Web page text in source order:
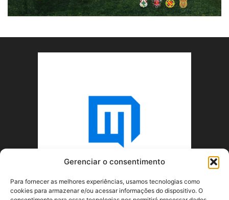
Gerenciar o consentimento
Para fornecer as melhores experiências, usamos tecnologias como
cookies para armazenar e/ou acessar informações do dispositivo. O